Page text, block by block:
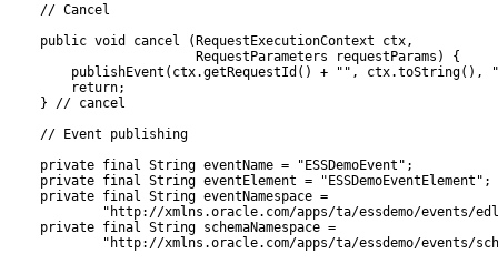
    // Cancel
    public void cancel (RequestExecutionContext ctx,
                        RequestParameters requestParams) {
publishEvent(ctx.getRequestId() + "", ctx.toString(),
        return;
    } // cancel
    // Event publishing
    private final String eventName = "ESSDemoEvent";
    private final String eventElement = "ESSDemoEventElement";
    private final String eventNamespace =
"http://xmlns.oracle.com/apps/ta/essdemo/events/
    private final String schemaNamespace =
"http://xmlns.oracle.com/apps/ta/essdemo/events/